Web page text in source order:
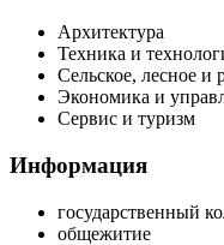
Архитектура
Техника и
Сельское, лесное и
Экономика и
Сервис и туризм
Информация
государственный
общежитие